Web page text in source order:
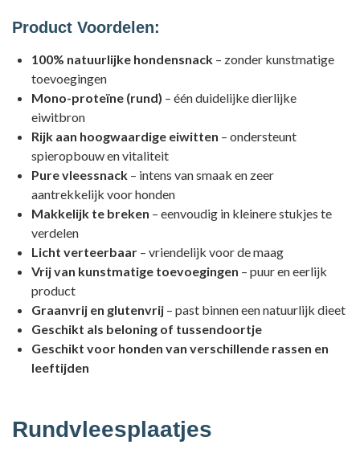
Product Voordelen:
100% natuurlijke hondensnack – zonder kunstmatige
toevoegingen
Mono-proteïne (rund) – één duidelijke dierlijke
eiwitbron
Rijk aan hoogwaardige eiwitten – ondersteunt
spieropbouw en vitaliteit
Pure vleessnack – intens van smaak en zeer
aantrekkelijk voor honden
Makkelijk te breken – eenvoudig in kleinere stukjes te
verdelen
Licht verteerbaar – vriendelijk voor de maag
Vrij van kunstmatige toevoegingen – puur en eerlijk
product
Graanvrij en glutenvrij – past binnen een natuurlijk dieet
Geschikt als beloning of tussendoortje
Geschikt voor honden van verschillende rassen en
leeftijden
Rundvleesplaatjes